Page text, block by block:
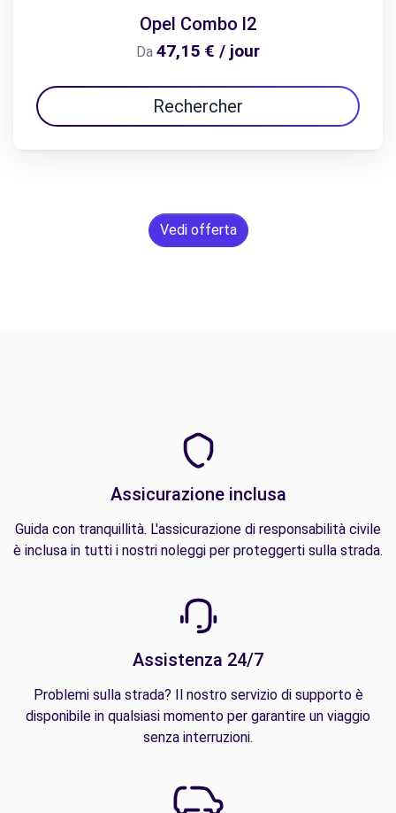
Opel Combo l2
Da 47,15 € / jour
Rechercher
Vedi offerta
Assicurazione inclusa
Guida con tranquillità. L'assicurazione di responsabilità civile
è inclusa in tutti i nostri noleggi per proteggerti sulla strada.
Assistenza 24/7
Problemi sulla strada? Il nostro servizio di supporto è
disponibile in qualsiasi momento per garantire un viaggio
senza interruzioni.